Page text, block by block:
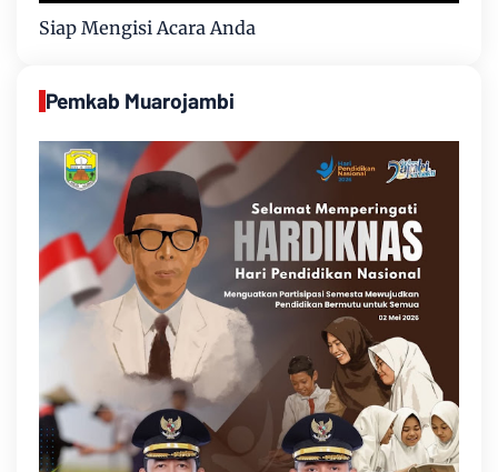
Siap Mengisi Acara Anda
Pemkab Muarojambi